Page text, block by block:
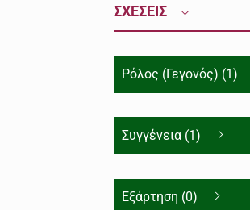
ΣΧΕΣΕΙΣ
Ρόλος (Γεγονός) (1)
Συγγένεια (1)
Εξάρτηση (0)